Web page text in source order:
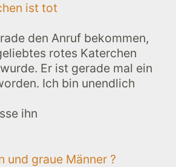
ist tot
den Anruf bekommen,
rotes Katerchen
Er ist gerade mal ein
Ich bin unendlich
ihn
und graue Männer ?